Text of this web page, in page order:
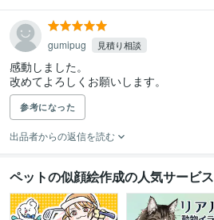
gumipug 見積り相談
感動しました。
改めてよろしくお願いします。
参考になった
出品者からの返信を読む
ペットの似顔絵作成の人気サービス